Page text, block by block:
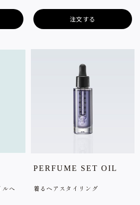
注文する
ルへ
PERFUME SET OIL
着るヘアスタイリング